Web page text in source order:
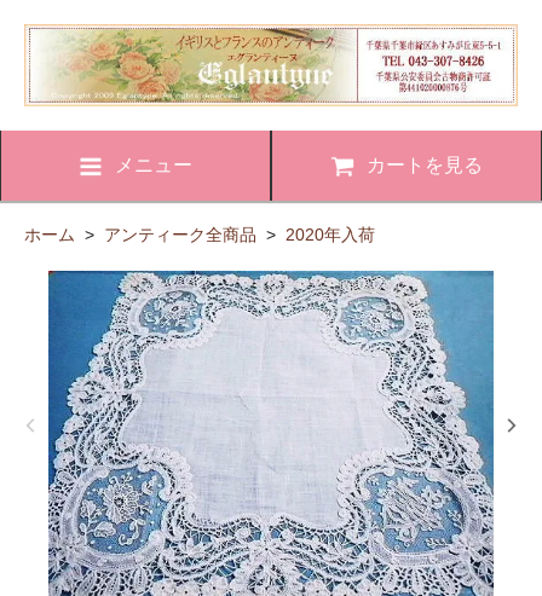
メニュー カートを見る
ホーム > アンティーク全商品 > 2020年入荷